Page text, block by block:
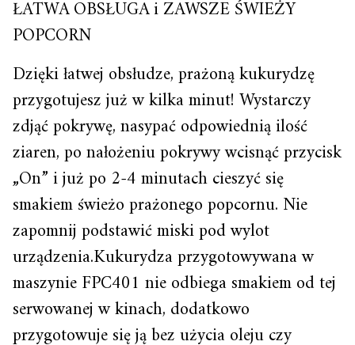
ŁATWA OBSŁUGA i ZAWSZE ŚWIEŻY
POPCORN
Dzięki łatwej obsłudze, prażoną kukurydzę
przygotujesz już w kilka minut! Wystarczy
zdjąć pokrywę, nasypać odpowiednią ilość
ziaren, po nałożeniu pokrywy wcisnąć przycisk
„On” i już po 2-4 minutach cieszyć się
smakiem świeżo prażonego popcornu. Nie
zapomnij podstawić miski pod wylot
urządzenia.Kukurydza przygotowywana w
maszynie FPC401 nie odbiega smakiem od tej
serwowanej w kinach, dodatkowo
przygotowuje się ją bez użycia oleju czy